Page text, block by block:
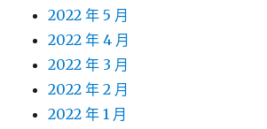
2022 年 5 月
2022 年 4 月
2022 年 3 月
2022 年 2 月
2022 年 1 月